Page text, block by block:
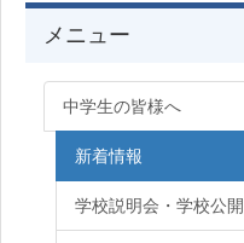
メニュー
中学生の皆様へ
新着情報
学校説明会・学校公開